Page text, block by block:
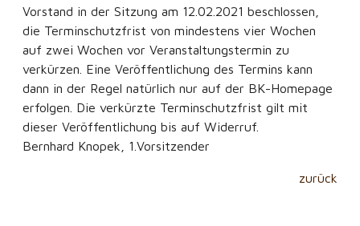
zurück
Vorstand in der Sitzung am 12.02.2021 beschlossen,
die Terminschutzfrist von mindestens vier Wochen
auf zwei Wochen vor Veranstaltungstermin zu
verkürzen. Eine Veröffentlichung des Termins kann
dann in der Regel natürlich nur auf der BK-Homepage
erfolgen. Die verkürzte Terminschutzfrist gilt mit
dieser Veröffentlichung bis auf Widerruf.
Bernhard Knopek, 1.Vorsitzender